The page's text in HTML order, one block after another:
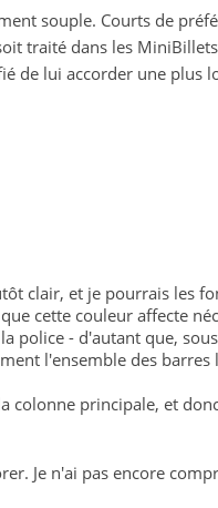
souple. Courts de
traité dans les
de lui accorder une plus
clair, et je pourrais les
cette couleur affecte
police - d'autant que,
l'ensemble des barres
colonne principale, et
Je n'ai pas encore